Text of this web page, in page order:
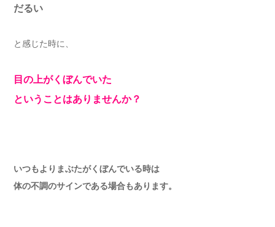
だるい
と感じた時に、
目の上がくぼんでいた
ということはありませんか？
いつもよりまぶたがくぼんでいる時は
体の不調のサインである場合もあります。